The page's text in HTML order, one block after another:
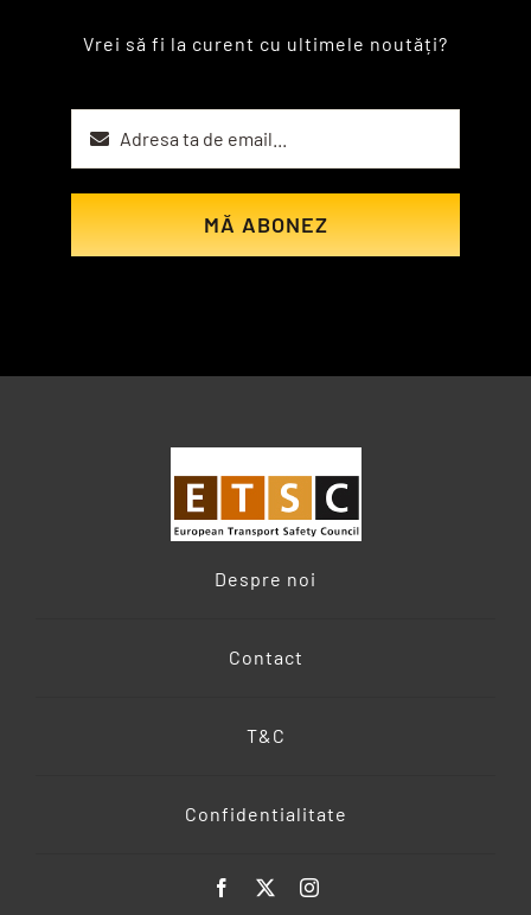
Vrei să fi la curent cu ultimele noutăți?
MĂ ABONEZ
Despre noi
Contact
T&C
Confidentialitate